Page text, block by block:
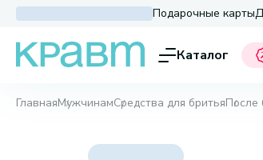
Подарочные карты
Каталог
ГлавнаяМужчинамСредства для бритьяПосле